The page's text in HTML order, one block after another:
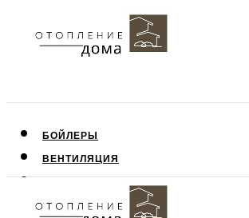
БОЙЛЕРЫ
ВЕНТИЛЯЦИЯ
ПОТОЛОК